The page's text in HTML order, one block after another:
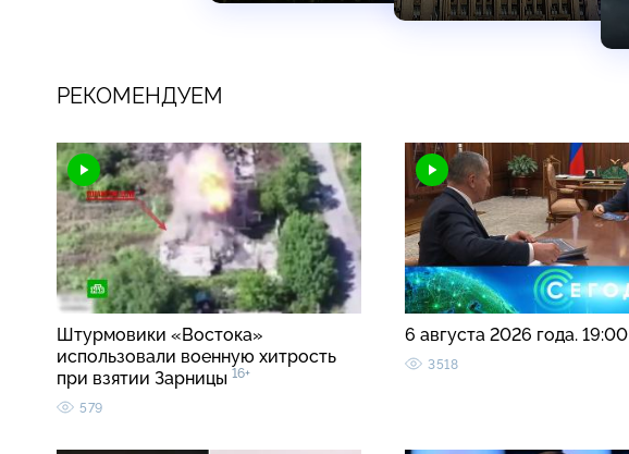
РЕКОМЕНДУЕМ
Штурмовики «Востока»
использовали военную хитрость
при взятии Зарницы 16+
579
6 августа 2026 года. 19:00
3518